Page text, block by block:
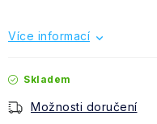
Více informací
Skladem
Možnosti doručení